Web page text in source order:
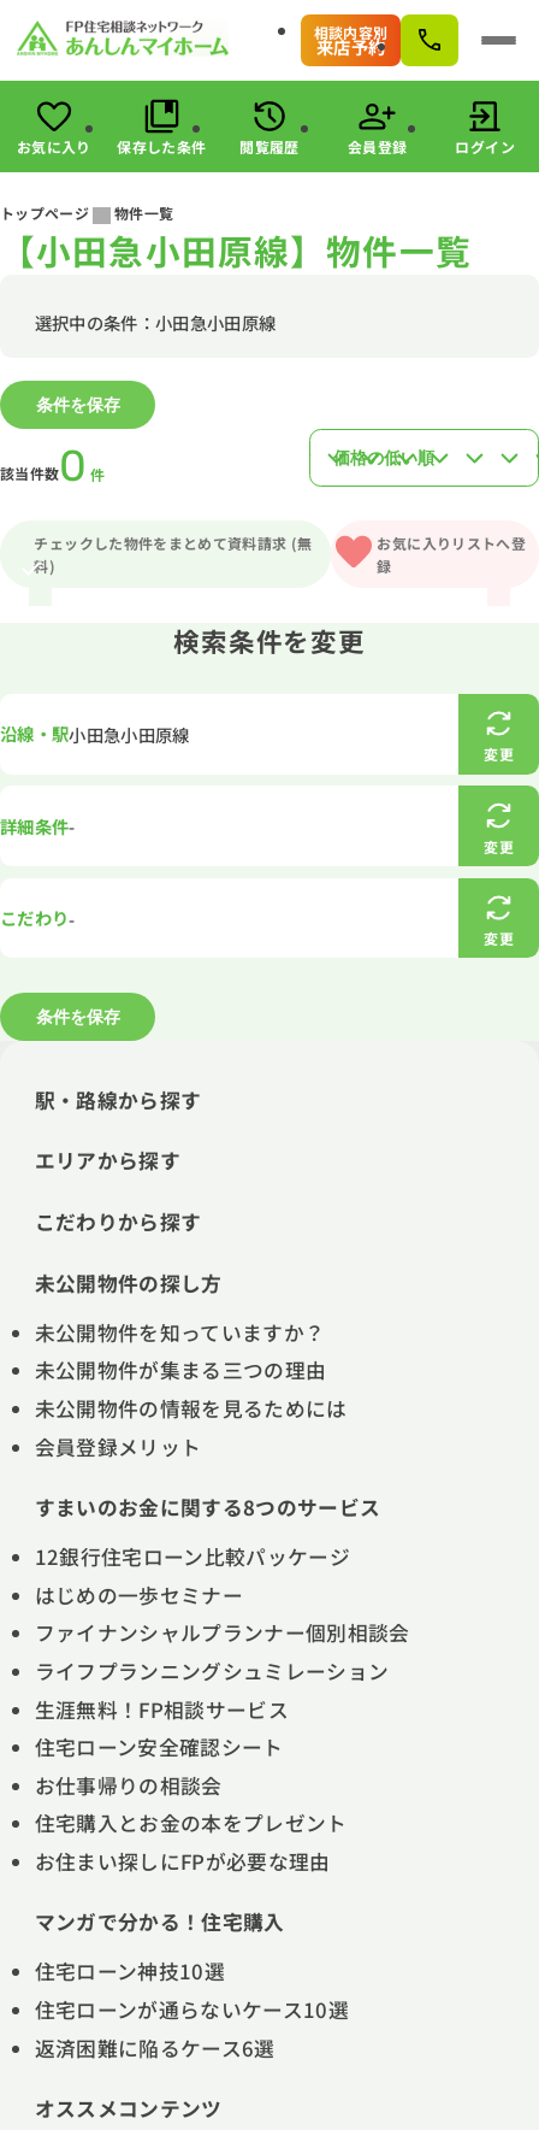
相談内容別
来店予約
会員登録 ログイン
物件検索
エリアから探す
未公開物件の探し方
すまいのお金に関する8つのサービス
マンガで分かる！住宅購入
会社情報
お気に入り 保存した条件 閲覧履歴 会員登録 ログイン
トップページ 物件一覧
【小田急小田原線】物件一覧
選択中の条件：小田急小田原線
条件を保存
該当件数0 件
チェックした物件をまとめて資料請求 (無
料)
お気に入りリストへ登
録
検索条件を変更
沿線・駅小田急小田原線
変更
詳細条件-
変更
こだわり-
変更
条件を保存
駅・路線から探す
エリアから探す
こだわりから探す
未公開物件の探し方
未公開物件を知っていますか？
未公開物件が集まる三つの理由
未公開物件の情報を見るためには
会員登録メリット
すまいのお金に関する8つのサービス
12銀行住宅ローン比較パッケージ
はじめの一歩セミナー
ファイナンシャルプランナー個別相談会
ライフプランニングシュミレーション
生涯無料！FP相談サービス
住宅ローン安全確認シート
お仕事帰りの相談会
住宅購入とお金の本をプレゼント
お住まい探しにFPが必要な理由
マンガで分かる！住宅購入
住宅ローン神技10選
住宅ローンが通らないケース10選
返済困難に陥るケース6選
オススメコンテンツ